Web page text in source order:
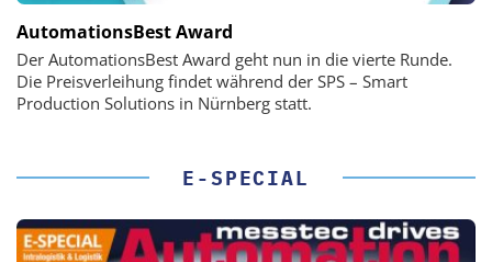
AutomationsBest Award
Der AutomationsBest Award geht nun in die vierte Runde.
Die Preisverleihung findet während der SPS – Smart
Production Solutions in Nürnberg statt.
E-SPECIAL